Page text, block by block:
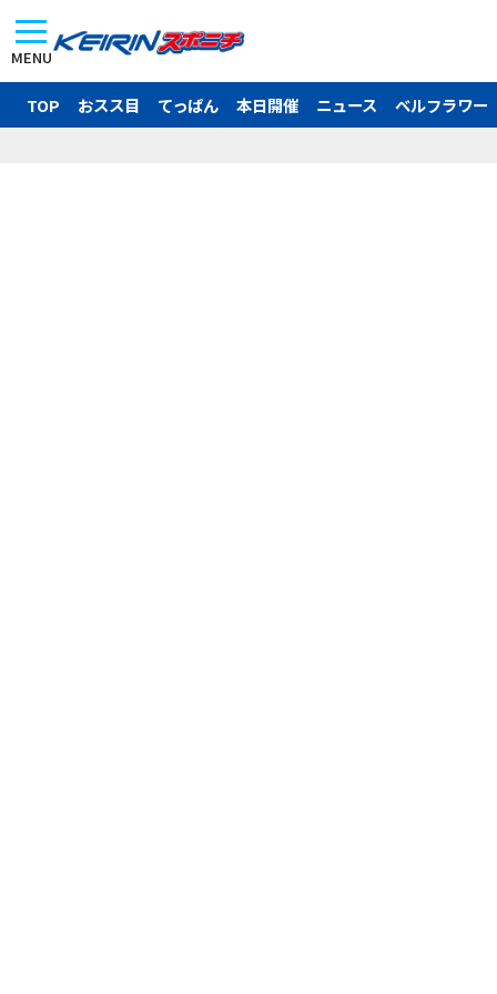
MENU
TOP おスス目 てっぱん 本日開催 ニュース ベルフラワー